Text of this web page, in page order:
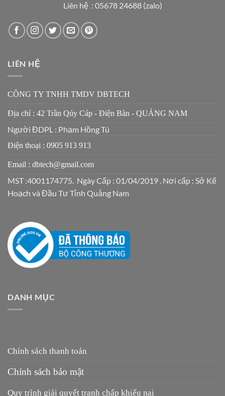
Liên hệ : 05678 24688 (zalo)
LIÊN HỆ
CÔNG TY TNHH TMDV DBTECH
Địa chỉ : 42 Trần Qúy Cáp - Điện Bàn - QUẢNG NAM
Người ĐDPL : Phạm Hồng Tú
Điện thoại : 0905 913 913
Email : dbtech@gmail.com
MST :4001174775. Ngày Cấp : 01/04/2019 . Nơi cấp : Sở Kế
Hoạch và Đầu Tư Tỉnh Quảng Nam
DANH MỤC
Chính sách thanh toán
Chính sách bảo mật
Quy trình giải quyết tranh chấp khiếu nại